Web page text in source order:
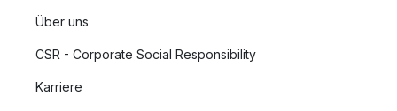
Über uns
CSR - Corporate Social Responsibility
Karriere